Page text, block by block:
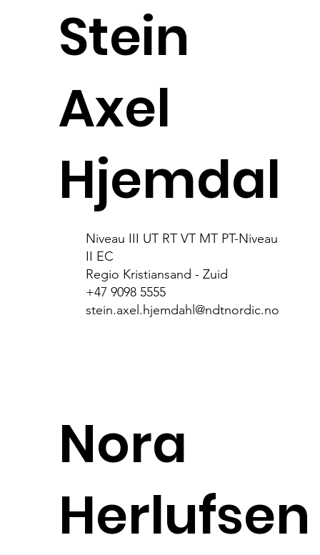
Stein
Axel
Hjemdal
Niveau III UT RT VT MT PT-Niveau
II EC
Regio Kristiansand - Zuid
+47 9098 5555
stein.axel.hjemdahl@ndtnordic.no
Nora
Herlufsen